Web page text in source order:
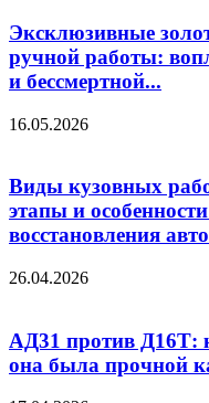
Эксклюзивные
ручной работы:
и бессмертной...
16.05.2026
Виды кузовных
этапы и
восстановления
26.04.2026
АД31 против Д16Т:
она была прочной